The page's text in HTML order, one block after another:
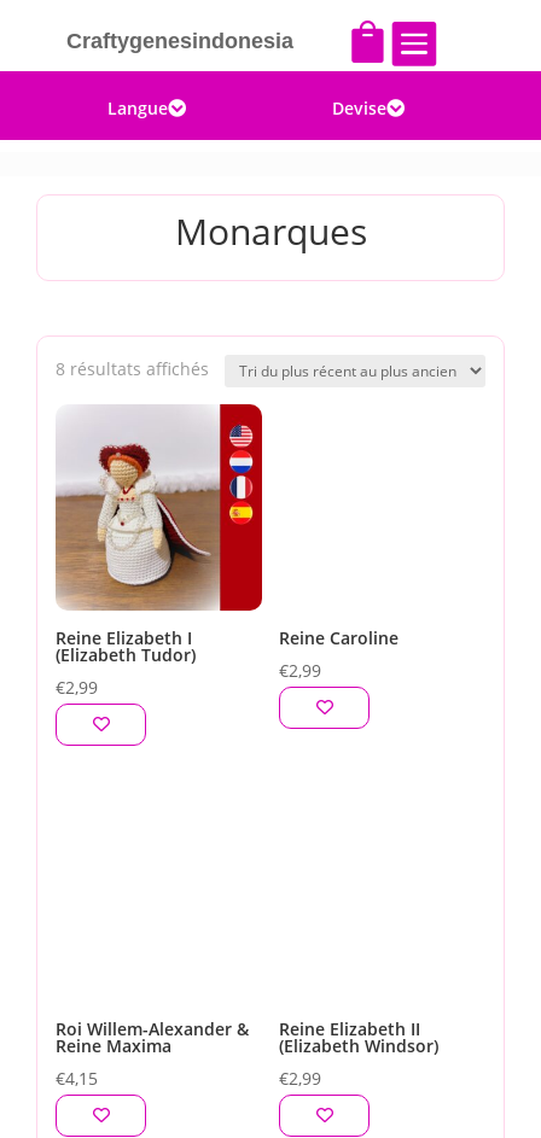
Craftygenesindonesia  
Langue Devise
Monarques
8 résultats affichés
plus
récent
au
plus
Reine Elizabeth I
(Elizabeth Tudor)
€2,99
Reine Caroline
€2,99
Roi Willem-Alexander &
Reine Maxima
€4,15
Reine Elizabeth II
(Elizabeth Windsor)
€2,99